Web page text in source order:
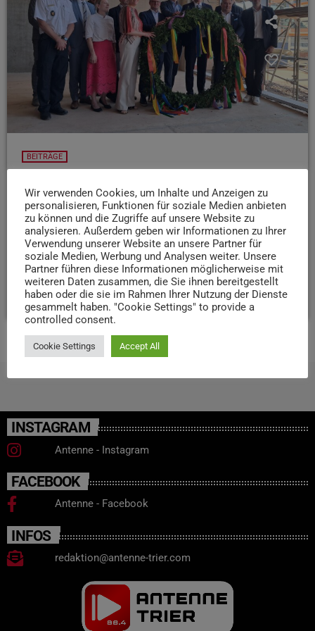
BEITRÄGE
Der Rohbau unserer neuen Hauptfeuerwache in der
Südallee steht! Jetzt geht's dort ans Eingemachte…
Oberbürgermeister Wolfram Leibe sowie
Verantwortliche der Feuerwehr und Politik geben uns
einen Überblick über den Stand der Dinge:
today 1. JUNI 2026 32
INSTAGRAM
Antenne - Instagram
FACEBOOK
Antenne - Facebook
INFOS
redaktion@antenne-trier.com
Wir verwenden Cookies, um Inhalte und Anzeigen zu
personalisieren, Funktionen für soziale Medien anbieten
zu können und die Zugriffe auf unsere Website zu
analysieren. Außerdem geben wir Informationen zu Ihrer
Verwendung unserer Website an unsere Partner für
soziale Medien, Werbung und Analysen weiter. Unsere
Partner führen diese Informationen möglicherweise mit
weiteren Daten zusammen, die Sie ihnen bereitgestellt
haben oder die sie im Rahmen Ihrer Nutzung der Dienste
gesammelt haben. "Cookie Settings" to provide a
controlled consent.
Cookie Settings Accept All